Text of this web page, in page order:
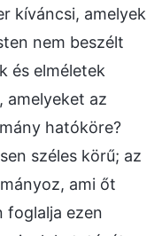
kíváncsi, amelyek
nem beszélt
és elméletek
amelyeket az
hatóköre?
széles körű; az
ami őt
foglalja ezen